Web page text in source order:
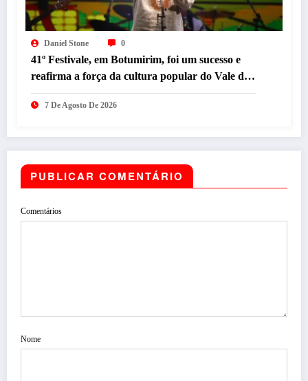
Daniel Stone 0
41º Festivale, em Botumirim, foi um sucesso e
reafirma a força da cultura popular do Vale do
Jequitinhonha
7 De Agosto De 2026
PUBLICAR COMENTÁRIO
Comentários
Nome